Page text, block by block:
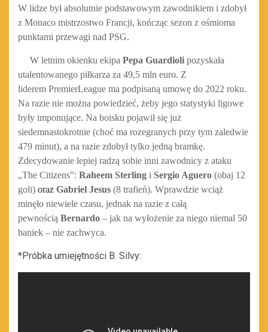
W lidze był absolutnie podstawowym zawodnikiem i zdobył
z Monaco mistrzostwo Francji, kończąc sezon z ośmioma
punktami przewagi nad PSG.
W letnim okienku ekipa Pepa Guardioli pozyskała
utalentowanego piłkarza za 49,5 mln euro. Z
liderem PremierLeague ma podpisaną umowę do 2022 roku.
Na razie nie można powiedzieć, żeby jego statystyki ligowe
były imponujące. Na boisku pojawił się już
siedemnastokrotnie (choć ma rozegranych przy tym zaledwie
479 minut), a na razie zdobył tylko jedną bramkę.
Zdecydowanie lepiej radzą sobie inni zawodnicy z ataku
„The Citizens”: Raheem Sterling i Sergio Aguero (obaj 12
goli) oraz Gabriel Jesus (8 trafień). Wprawdzie wciąż
minęło niewiele czasu, jednak na razie z całą
pewnością Bernardo – jak na wyłożenie za niego niemal 50
baniek – nie zachwyca.
*Próbka umiejętności B. Silvy: